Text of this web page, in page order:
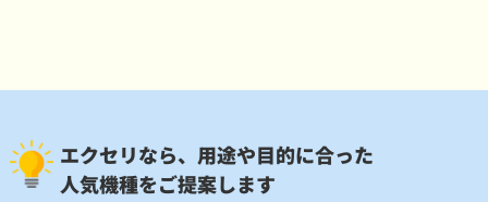
エクセリなら、用途や目的に合った
人気機種をご提案します